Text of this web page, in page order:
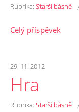
Rubrika: Starší básně
Celý příspěvek
29. 11. 2012
Hra
Rubrika: Starší básně